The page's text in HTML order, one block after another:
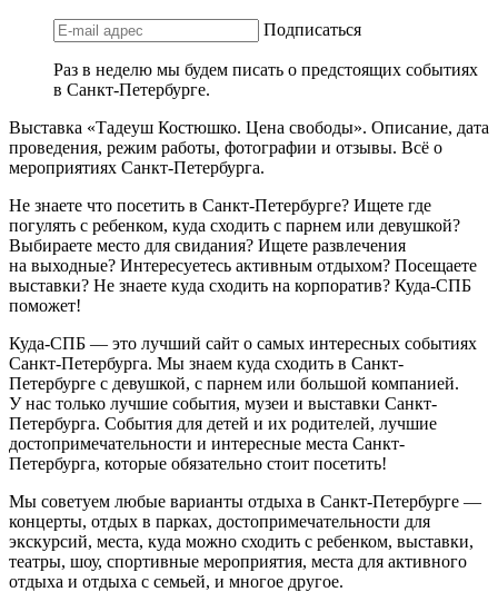
Подписаться
Раз в неделю мы будем писать о предстоящих событиях
в Санкт-Петербурге.
Выставка «Тадеуш Костюшко. Цена свободы». Описание, дата
проведения, режим работы, фотографии и отзывы. Всё о
мероприятиях Санкт-Петербурга.
Не знаете что посетить в Санкт-Петербурге? Ищете где
погулять с ребенком, куда сходить с парнем или девушкой?
Выбираете место для свидания? Ищете развлечения
на выходные? Интересуетесь активным отдыхом? Посещаете
выставки? Не знаете куда сходить на корпоратив? Куда-СПБ
поможет!
Куда-СПБ — это лучший сайт о самых интересных событиях
Санкт-Петербурга. Мы знаем куда сходить в Санкт-
Петербурге с девушкой, с парнем или большой компанией.
У нас только лучшие события, музеи и выставки Санкт-
Петербурга. События для детей и их родителей, лучшие
достопримечательности и интересные места Санкт-
Петербурга, которые обязательно стоит посетить!
Мы советуем любые варианты отдыха в Санкт-Петербурге —
концерты, отдых в парках, достопримечательности для
экскурсий, места, куда можно сходить с ребенком, выставки,
театры, шоу, спортивные мероприятия, места для активного
отдыха и отдыха с семьей, и многое другое.